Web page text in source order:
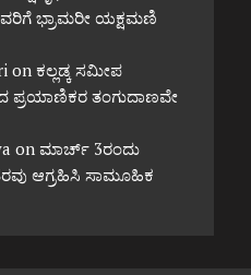
ಭ್ರಾಮರೀ ಯಕ್ಷಮಣಿ
on ಕಲ್ಲಡ್ಕ ಸಮೀಪ
ಪ್ರಯಾಣಿಕರ ತಂಗುದಾಣವೇ
on ಮಾರ್ಚ್ 3ರಂದು
ಆಗ್ರಹಿಸಿ ಸಾಮೂಹಿಕ